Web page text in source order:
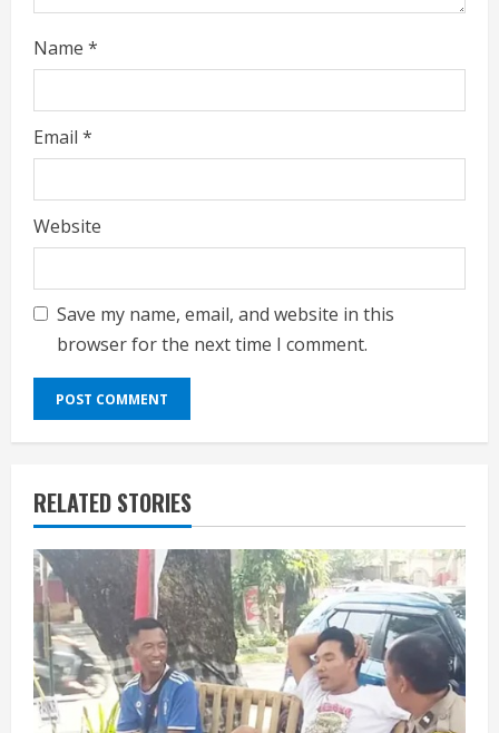
Name *
Email *
Website
Save my name, email, and website in this
browser for the next time I comment.
RELATED STORIES